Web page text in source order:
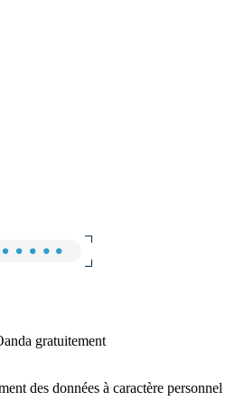
gratuitement
des données à caractère personnel